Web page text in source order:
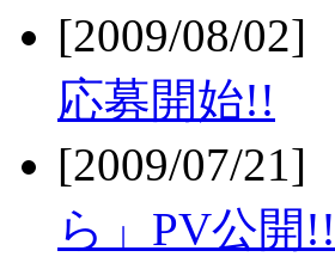
[2009/08/02]
応募開始!!
[2009/07/21]
ら」PV公開!!